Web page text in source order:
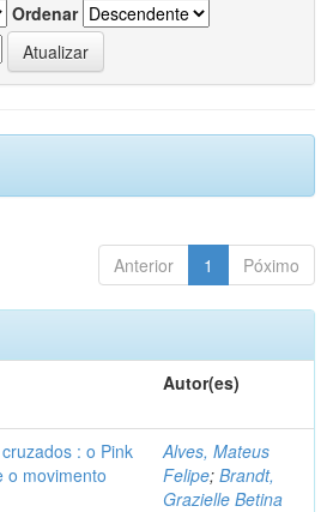
Ordenar
Anterior 1 Póximo
Autor(es)
: o Pink
o movimento
Alves, Mateus
Felipe; Brandt,
Grazielle Betina